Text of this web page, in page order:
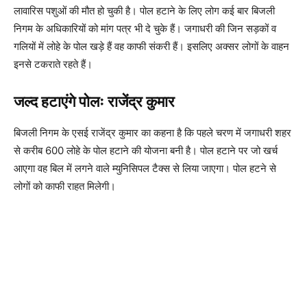
लावारिस पशुओं की मौत हो चुकी है। पोल हटाने के ल‌िए लोग कई बार बिजली
निगम के अधिकारियों को मांग पत्र भी दे चुके हैं। जगाधरी की जिन सड़कों व
गलियों में लोहे के पोल खड़े हैं वह काफी संकरी हैं। इसलिए अक्सर लोगों के वाहन
इनसे टकराते रहते हैं।
जल्द हटाएंगे पोलः राजेंद्र कुमार
बिजली निगम के एसई राजेंद्र कुमार का कहना है क‌ि पहले चरण में जगाधरी शहर
से करीब 600 लोहे के पोल हटाने की योजना बनी है। पोल हटाने पर जो खर्च
आएगा वह बिल में लगने वाले म्युनिसिपल टैक्स से लिया जाएगा। पोल हटने से
लोगों को काफी राहत मिलेगी।